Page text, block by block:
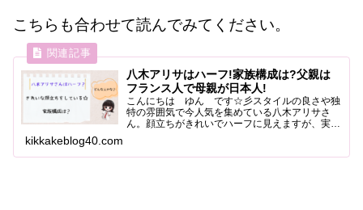
こちらも合わせて読んでみてください。
八木アリサはハーフ!家族構成は?父親は
フランス人で母親が日本人!
こんにちは ゆん です☆彡スタイルの良さや独
特の雰囲気で今人気を集めている八木アリサさ
ん。顔立ちがきれいでハーフに見えますが、実際
かモデルプレスより八木...
kikkakeblog40.com